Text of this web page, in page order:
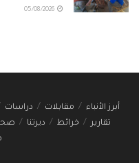
أبرز الأنباء مقابلات دراسات
تقارير
خرائط ديرتنا